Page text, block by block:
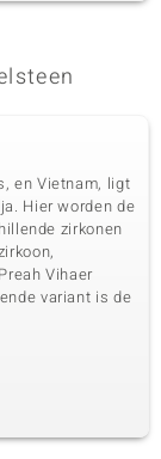
en Vietnam, ligt
Hier worden de
zirkonen
Vihaer
variant is de